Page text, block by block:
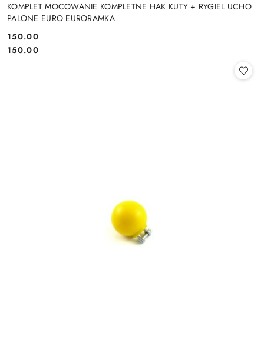
KOMPLET MOCOWANIE KOMPLETNE HAK KUTY + RYGIEL UCHO
PALONE EURO EURORAMKA
Cena:
150.00
Cena:
150.00